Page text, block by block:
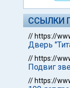
ССЫЛКИ
// https://
Дверь
// https://
Подвиг
// https://